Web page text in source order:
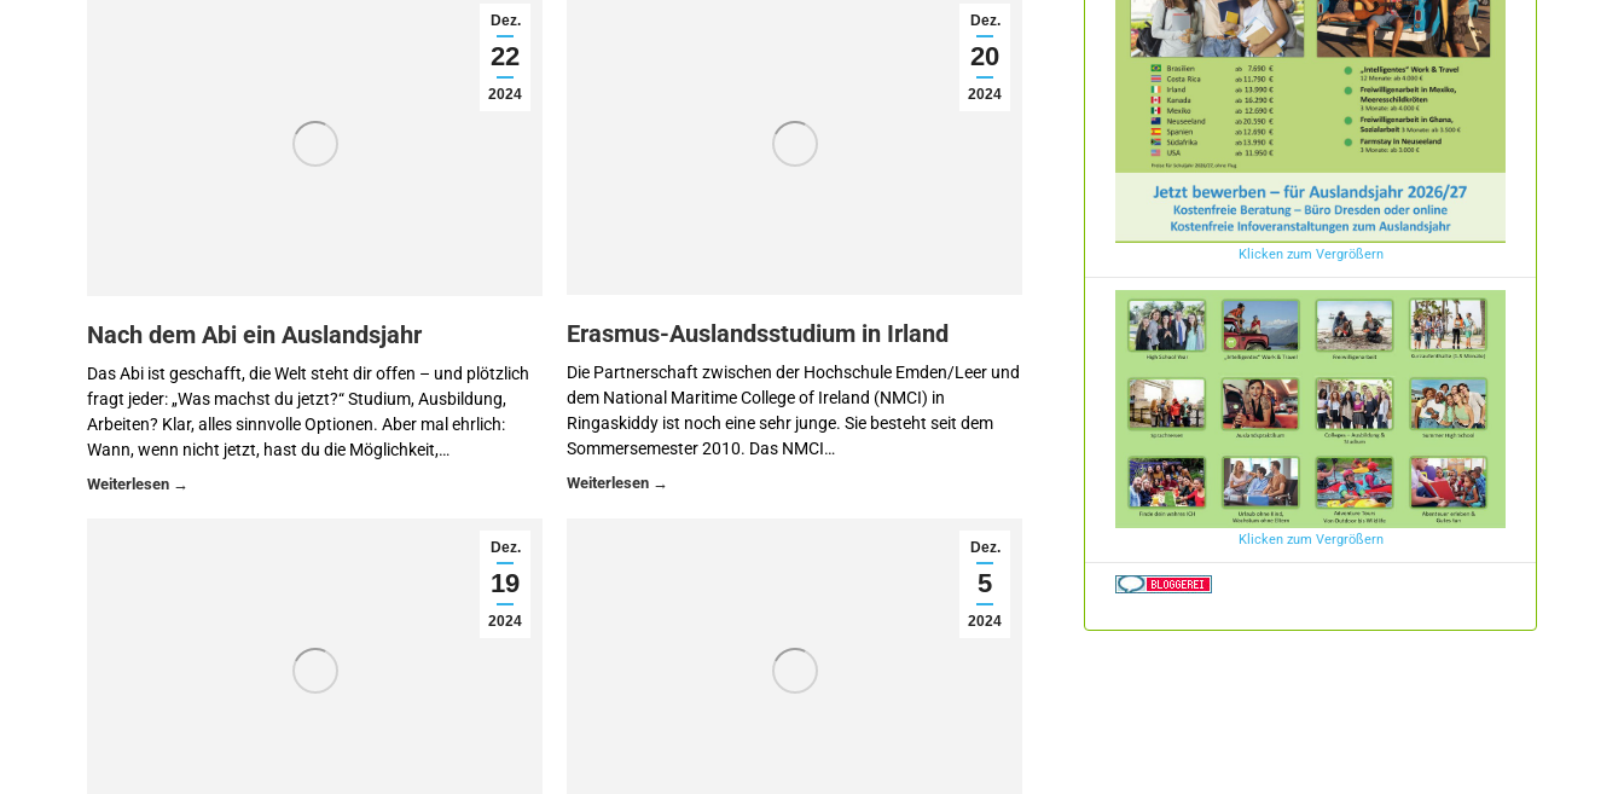
Dez.
22
2024
Nach dem Abi ein Auslandsjahr
Das Abi ist geschafft, die Welt steht dir offen – und plötzlich
fragt jeder: „Was machst du jetzt?“ Studium, Ausbildung,
Arbeiten? Klar, alles sinnvolle Optionen. Aber mal ehrlich:
Wann, wenn nicht jetzt, hast du die Möglichkeit,…
Dez.
20
2024
Erasmus-Auslandsstudium in Irland
Die Partnerschaft zwischen der Hochschule Emden/Leer und
dem National Maritime College of Ireland (NMCI) in
Ringaskiddy ist noch eine sehr junge. Sie besteht seit dem
Sommersemester 2010. Das NMCI…
Dez.
19
2024
Dez.
5
2024
Klicken zum Vergrößern
Klicken zum Vergrößern